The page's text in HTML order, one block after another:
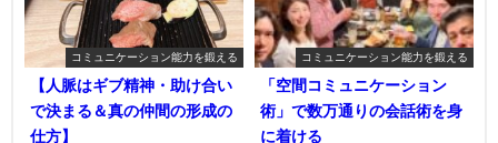
コミュニケーション能力を鍛える
【人脈はギブ精神・助け合い
で決まる＆真の仲間の形成の
仕方】
コミュニケーション能力を鍛える
「空間コミュニケーション
術」で数万通りの会話術を身
に着ける